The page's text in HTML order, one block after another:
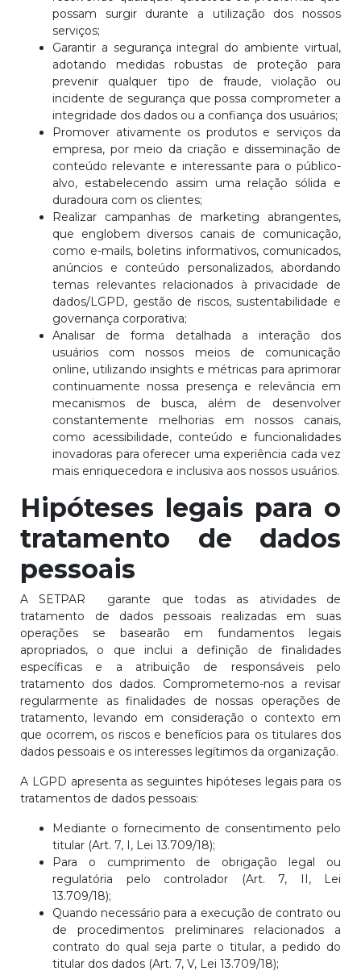
possam surgir durante a utilização dos nossos
serviços;
Garantir a segurança integral do ambiente virtual,
adotando medidas robustas de proteção para
prevenir qualquer tipo de fraude, violação ou
incidente de segurança que possa comprometer a
integridade dos dados ou a confiança dos usuários;
Promover ativamente os produtos e serviços da
empresa, por meio da criação e disseminação de
conteúdo relevante e interessante para o público-
alvo, estabelecendo assim uma relação sólida e
duradoura com os clientes;
Realizar campanhas de marketing abrangentes,
que englobem diversos canais de comunicação,
como e-mails, boletins informativos, comunicados,
anúncios e conteúdo personalizados, abordando
temas relevantes relacionados à privacidade de
dados/LGPD, gestão de riscos, sustentabilidade e
governança corporativa;
Analisar de forma detalhada a interação dos
usuários com nossos meios de comunicação
online, utilizando insights e métricas para aprimorar
continuamente nossa presença e relevância em
mecanismos de busca, além de desenvolver
constantemente melhorias em nossos canais,
como acessibilidade, conteúdo e funcionalidades
inovadoras para oferecer uma experiência cada vez
mais enriquecedora e inclusiva aos nossos usuários.
Hipóteses legais para o
tratamento de dados
pessoais
A SETPAR garante que todas as atividades de
tratamento de dados pessoais realizadas em suas
operações se basearão em fundamentos legais
apropriados, o que inclui a definição de finalidades
específicas e a atribuição de responsáveis pelo
tratamento dos dados. Comprometemo-nos a revisar
regularmente as finalidades de nossas operações de
tratamento, levando em consideração o contexto em
que ocorrem, os riscos e benefícios para os titulares dos
dados pessoais e os interesses legítimos da organização.
A LGPD apresenta as seguintes hipóteses legais para os
tratamentos de dados pessoais:
Mediante o fornecimento de consentimento pelo
titular (Art. 7, I, Lei 13.709/18);
Para o cumprimento de obrigação legal ou
regulatória pelo controlador (Art. 7, II, Lei
13.709/18);
Quando necessário para a execução de contrato ou
de procedimentos preliminares relacionados a
contrato do qual seja parte o titular, a pedido do
titular dos dados (Art. 7, V, Lei 13.709/18);